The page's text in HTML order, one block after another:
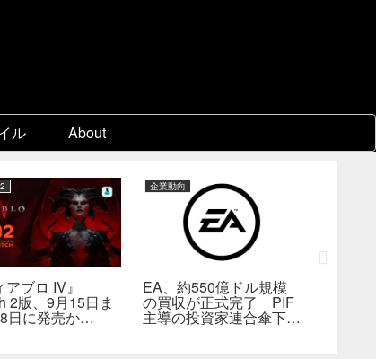
ル About
アブロ IV』
2版、9月15日ま
日に発売か
企業動向
EA、約550億ドル規模
の買収が正式完了 PIF
主導の投資家連合傘下で